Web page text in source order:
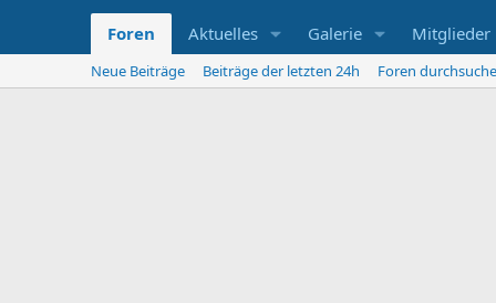
Foren Aktuelles Galerie Mitglieder
Neue Beiträge Beiträge der letzten 24h Foren